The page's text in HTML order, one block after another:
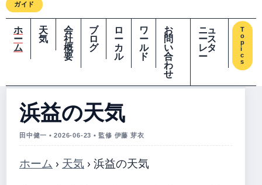
ガイド
ホ
ー
ム
天
気
会
社
概
要
ブ
ロ
グ
ロ
ー
カ
ル
ワ
ー
ル
ド
お
問
い
合
わ
せ
ニュ
ース
レタ
ー
T
o
p
i
c
s
浜益の天気
田中健一 • 2026-06-23 • 監修 伊藤 芽衣
ホーム › 天気 › 浜益の天気